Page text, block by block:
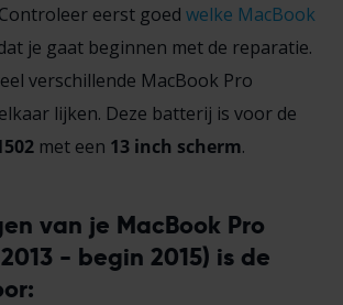
eerst goed welke MacBook
je gaat beginnen met de reparatie.
verschillende MacBook Pro
lijken. Deze batterij is voor de
met een 13 inch scherm.
van je MacBook Pro
- begin 2015) is de